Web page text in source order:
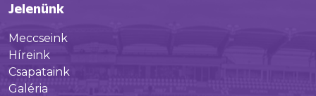
Jelenünk
Meccseink
Híreink
Csapataink
Galéria